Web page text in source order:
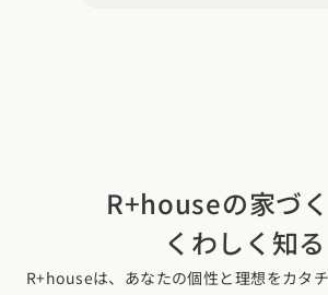
R+houseの家づ
くわしく知る
R+houseは、あなたの個性と理想をカタ